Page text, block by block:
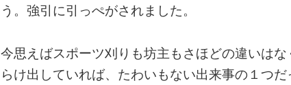
う。強引に引っぺがされました。
今思えばスポーツ刈りも坊主もさほどの違いは
らけ出していれば、たわいもない出来事の１つだ